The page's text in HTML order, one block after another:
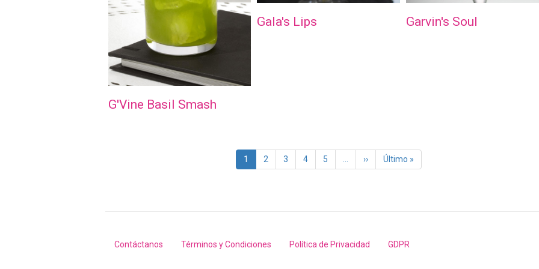
G'Vine Basil Smash
Gala's Lips Garvin's Soul
Página
actual
1 Page
2 Page
3 Page
4 Page
5
Siguiente
página
››
Última
página
Último »
Footer
Contáctanos Términos y Condiciones Política de Privacidad GDPR